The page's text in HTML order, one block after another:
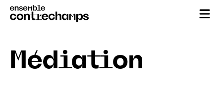
Médiation